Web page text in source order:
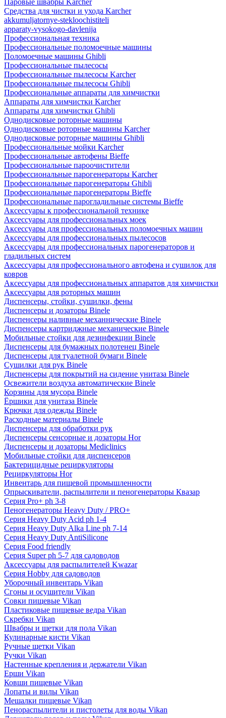
Паровые швабры Karcher
Средства для чистки и ухода Karcher
akkumuljatornye-stekloochistiteli
apparaty-vysokogo-davlenija
Профессиональная техника
Профессиональные поломоечные машины
Поломоечные машины Ghibli
Профессиональные пылесосы
Профессиональные пылесосы Karcher
Профессиональные пылесосы Ghibli
Профессиональные аппараты для химчистки
Аппараты для химчистки Karcher
Аппараты для химчистки Ghibli
Однодисковые роторные машины
Однодисковые роторные машины Karcher
Однодисковые роторные машины Ghibli
Профессиональные мойки Karcher
Профессиональные автофены Bieffe
Профессиональные пароочистители
Профессиональные парогенераторы Karcher
Профессиональные парогенераторы Ghibli
Профессиональные парогенераторы Bieffe
Профессиональные парогладильные системы Bieffe
Аксессуары к профессиональной технике
Аксессуары для профессиональных моек
Аксессуары для профессиональных поломоечных машин
Аксессуары для профессиональных пылесосов
Аксессуары для профессиональных парогенераторов и
гладильных систем
Аксессуары для профессионального автофена и сушилок для
ковров
Аксессуары для профессиональных аппаратов для химчистки
Аксессуары для роторных машин
Диспенсеры, стойки, сушилки, фены
Диспенсеры и дозаторы Binele
Диспенсеры наливные механнические Binele
Диспенсеры картриджные механические Binele
Мобильные стойки для дезинфекции Binele
Диспенсеры для бумажных полотенец Binele
Диспенсеры для туалетной бумаги Binele
Сушилки для рук Binele
Диспенсеры для покрытий на сидение унитаза Binele
Освежители воздуха автоматические Binele
Корзины для мусора Binele
Ёршики для унитаза Binele
Крючки для одежды Binele
Расходные материалы Binele
Диспенсеры для обработки рук
Диспенсеры сенсорные и дозаторы Hor
Диспенсеры и дозаторы Mediclinics
Мобильные стойки для диспенсеров
Бактерицидные рециркуляторы
Рециркуляторы Hor
Инвентарь для пищевой промышленности
Опрыскиватели, распылители и пеногенераторы Квазар
Серия Pro+ ph 3-8
Пеногенераторы Heavy Duty / PRO+
Серия Heavy Duty Acid ph 1-4
Серия Heavy Duty Alka Line ph 7-14
Серия Heavy Duty AntiSilicone
Серия Food friendly
Серия Super ph 5-7 для садоводов
Аксессуары для распылителей Kwazar
Серия Hobby для садоводов
Уборочный инвентарь Vikan
Сгоны и осушители Vikan
Совки пищевые Vikan
Пластиковые пищевые ведра Vikan
Скребки Vikan
Швабры и щетки для пола Vikan
Кулинарные кисти Vikan
Ручные щетки Vikan
Ручки Vikan
Настенные крепления и держатели Vikan
Ерши Vikan
Ковши пищевые Vikan
Лопаты и вилы Vikan
Мешалки пищевые Vikan
Пенораспылители и пистолеты для воды Vikan